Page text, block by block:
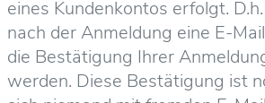
eines Kundenkontos erfolgt.
nach der Anmeldung eine E-
die Bestätigung Ihrer
werden. Diese Bestätigung ist